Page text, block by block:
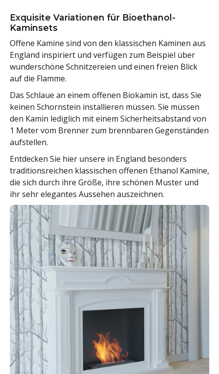
Exquisite Variationen für Bioethanol-
Kaminsets
Offene Kamine sind von den klassischen Kaminen aus
England inspiriert und verfügen zum Beispiel über
wunderschöne Schnitzereien und einen freien Blick
auf die Flamme.
Das Schlaue an einem offenen Biokamin ist, dass Sie
keinen Schornstein installieren müssen. Sie müssen
den Kamin lediglich mit einem Sicherheitsabstand von
1 Meter vom Brenner zum brennbaren Gegenständen
aufstellen.
Entdecken Sie hier unsere in England besonders
traditionsreichen klassischen offenen Ethanol Kamine,
die sich durch ihre Größe, ihre schönen Muster und
ihr sehr elegantes Aussehen auszeichnen.